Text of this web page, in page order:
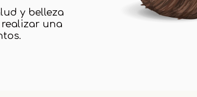
y belleza
una